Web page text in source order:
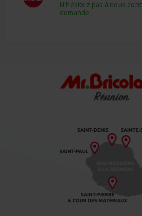
N’hésitez pas à nous
demande